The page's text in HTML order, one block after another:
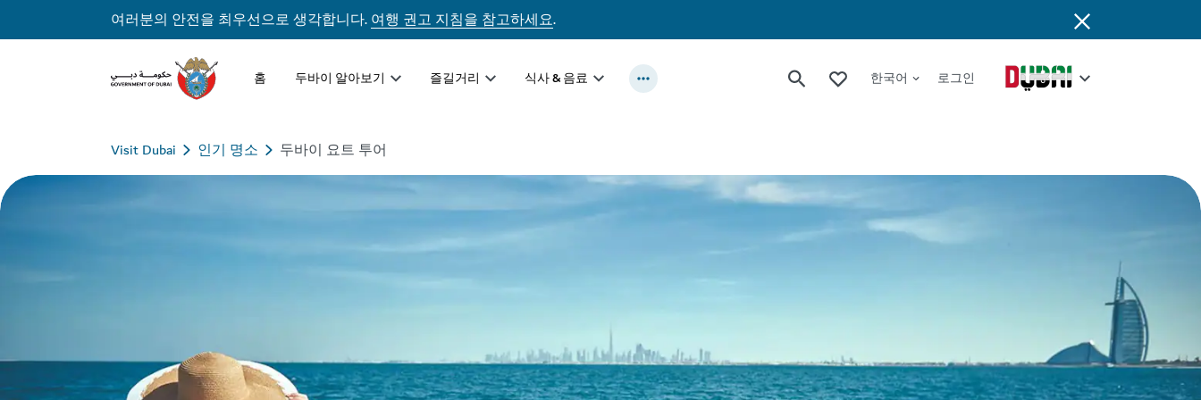
여러분의 안전을 최우선으로 생각합니다.여행 권고 지침을 참고하세요.
홈 두바이 알아보기 즐길거리 식사 & 음료 한국어 로그인
Visit Dubai 인기 명소 두바이 요트 투어